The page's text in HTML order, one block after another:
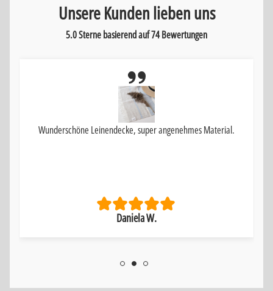
Unsere Kunden lieben uns
5.0 Sterne basierend auf74Bewertungen
Wunderschöne Leinendecke, super angenehmes Material.
Daniela W.